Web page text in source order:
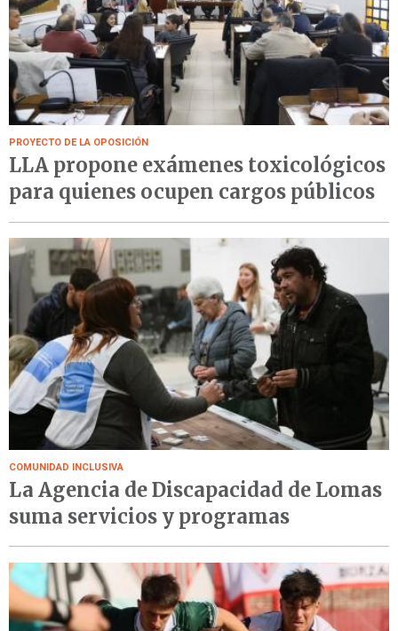
PROYECTO DE LA OPOSICIÓN
LLA propone exámenes toxicológicos
para quienes ocupen cargos públicos
COMUNIDAD INCLUSIVA
La Agencia de Discapacidad de Lomas
suma servicios y programas